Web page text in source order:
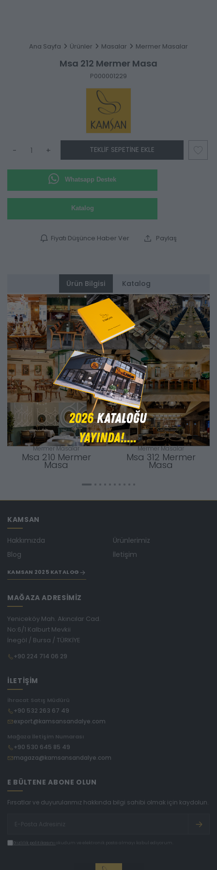
Ana Sayfa Ürünler Masalar Mermer Masalar
Msa 212 Mermer Masa
P000001229
- + TEKLIF SEPETINE EKLE
Whatsapp Destek
Katalog
Fiyatı Düşünce Haber Ver Paylaş
Ürün Bilgisi Katalog
Alternatifler
Mermer Masalar
Msa 210 Mermer
Masa
Mermer Masalar
Msa 312 Mermer
Masa
KAMSAN
Hakkımızda Ürünlerimiz
Blog İletişim
KAMSAN 2025 KATALOG
MAĞAZA ADRESİMİZ
Yeniceköy Mah. Akıncılar Cad.
No:6/1 Kalburt Mevkii
İnegöl / Bursa / TÜRKİYE
+90 224 714 06 29
İLETİŞİM
İhracat Satış Müdürü
+90 532 263 67 49
export@kamsansandalye.com
Mağaza İletişim Numarası
+90 530 645 85 49
magaza@kamsansandalye.com
E BÜLTENE ABONE OLUN
Fırsatlar ve duyurularımız hakkında bilgi sahibi olmak için kaydolun.
Gizlilik politikasını okudum ve elektronik posta almayı kabul ediyorum.